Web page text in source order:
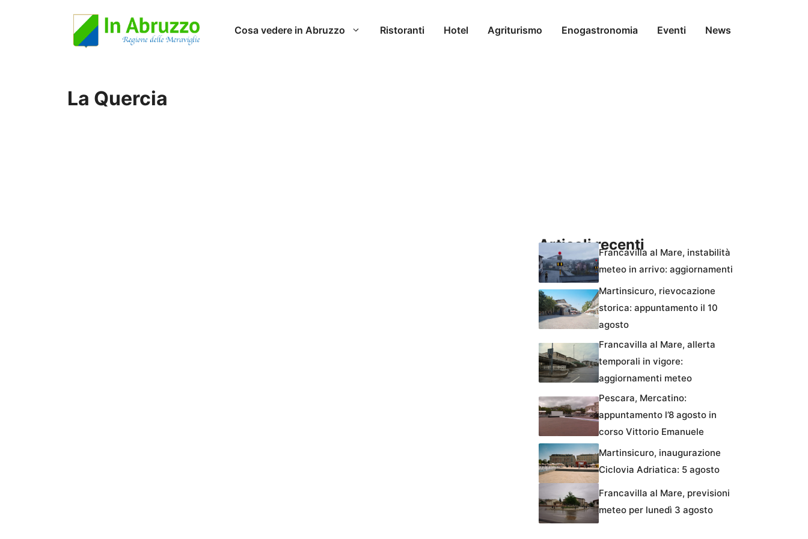
Cosa vedere in Abruzzo Ristoranti Hotel Agriturismo Enogastronomia Eventi News
La Quercia
Articoli recentiFrancavilla al Mare, instabilità
meteo in arrivo: aggiornamenti
Martinsicuro, rievocazione
storica: appuntamento il 10
agosto
Francavilla al Mare, allerta
temporali in vigore:
aggiornamenti meteo
Pescara, Mercatino:
appuntamento l’8 agosto in
corso Vittorio Emanuele
Martinsicuro, inaugurazione
Ciclovia Adriatica: 5 agosto
Francavilla al Mare, previsioni
meteo per lunedì 3 agosto